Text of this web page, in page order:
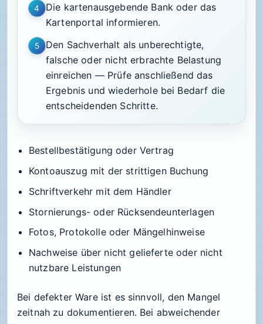
4
Die kartenausgebende Bank oder das
Kartenportal informieren.
5
Den Sachverhalt als unberechtigte,
falsche oder nicht erbrachte Belastung
einreichen — Prüfe anschließend das
Ergebnis und wiederhole bei Bedarf die
entscheidenden Schritte.
Bestellbestätigung oder Vertrag
Kontoauszug mit der strittigen Buchung
Schriftverkehr mit dem Händler
Stornierungs- oder Rücksendeunterlagen
Fotos, Protokolle oder Mängelhinweise
Nachweise über nicht gelieferte oder nicht
nutzbare Leistungen
Bei defekter Ware ist es sinnvoll, den Mangel
zeitnah zu dokumentieren. Bei abweichender